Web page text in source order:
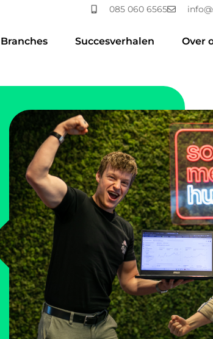
085 060 6565
Branches Succesverhalen Over